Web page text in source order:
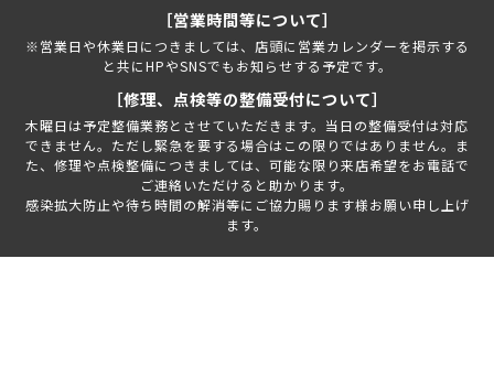
［営業時間等について］
※営業日や休業日につきましては、店頭に営業カレンダーを掲示する
と共にHPやSNSでもお知らせする予定です。
［修理、点検等の整備受付について］
木曜日は予定整備業務とさせていただきます。当日の整備受付は対応
できません。ただし緊急を要する場合はこの限りではありません。ま
た、修理や点検整備につきましては、可能な限り来店希望をお電話で
ご連絡いただけると助かります。
感染拡大防止や待ち時間の解消等にご協力賜ります様お願い申し上げ
ます。